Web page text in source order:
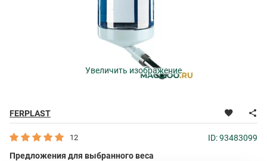
FERPLAST
Увеличить изображение
12
ID: 93483099
Предложения для выбранного веса